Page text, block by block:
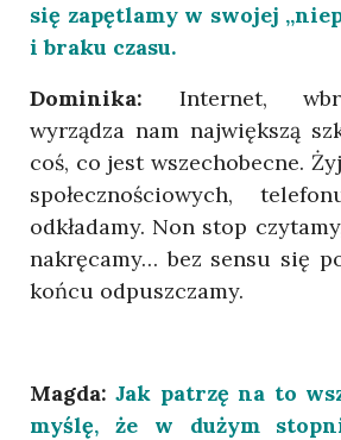
się zapętlamy w swojej
i braku czasu.
Dominika: Internet,
wyrządza nam największą
coś, co jest wszechobecne.
społecznościowych,
odkładamy. Non stop
nakręcamy… bez sensu się
końcu odpuszczamy.
Magda:Jak patrzę na to
myślę, że w dużym